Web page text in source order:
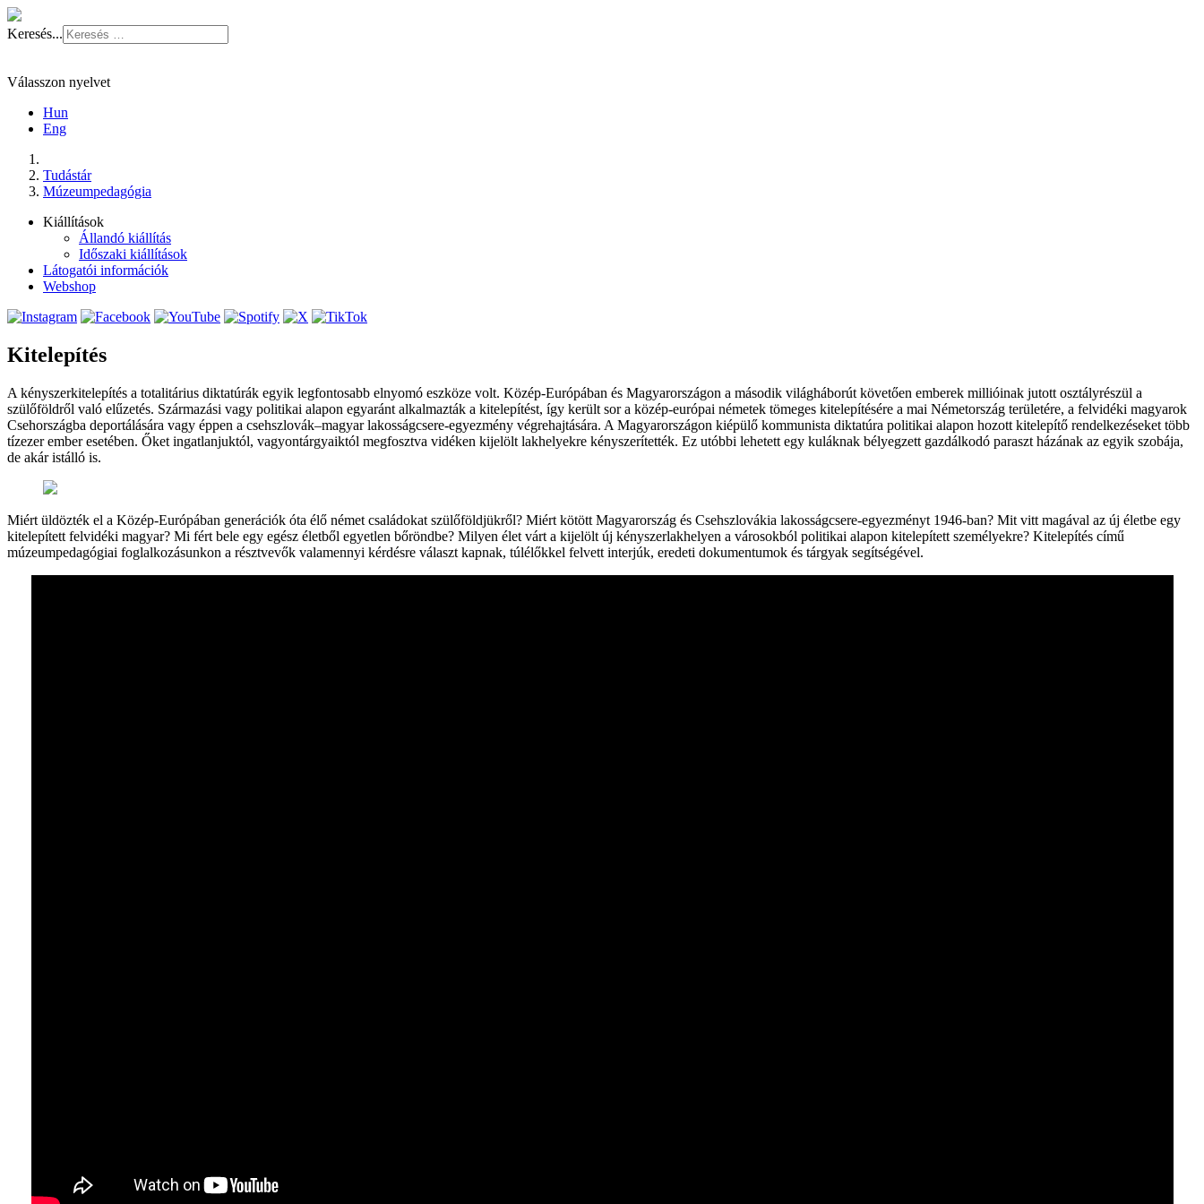
Keresés...
Válasszon nyelvet
Hun
Eng
Tudástár
Múzeumpedagógia
Kiállítások
Állandó kiállítás
Időszaki kiállítások
Látogatói információk
Webshop
Kitelepítés
A kényszerkitelepítés a totalitárius diktatúrák egyik legfontosabb elnyomó eszköze volt. Közép-Európában és Magyarországon a második világháborút követően emberek millióinak jutott osztályrészül a
szülőföldről való elűzetés. Származási vagy politikai alapon egyaránt alkalmazták a kitelepítést, így került sor a közép-európai németek tömeges kitelepítésére a mai Németország területére, a felvidéki magyarok
Csehországba deportálására vagy éppen a csehszlovák–magyar lakosságcsere-egyezmény végrehajtására. A Magyarországon kiépülő kommunista diktatúra politikai alapon hozott kitelepítő rendelkezéseket több
tízezer ember esetében. Őket ingatlanjuktól, vagyontárgyaiktól megfosztva vidéken kijelölt lakhelyekre kényszerítették. Ez utóbbi lehetett egy kuláknak bélyegzett gazdálkodó paraszt házának az egyik szobája,
de akár istálló is.
Miért üldözték el a Közép-Európában generációk óta élő német családokat szülőföldjükről? Miért kötött Magyarország és Csehszlovákia lakosságcsere-egyezményt 1946-ban? Mit vitt magával az új életbe egy
kitelepített felvidéki magyar? Mi fért bele egy egész életből egyetlen bőröndbe? Milyen élet várt a kijelölt új kényszerlakhelyen a városokból politikai alapon kitelepített személyekre? Kitelepítés című
múzeumpedagógiai foglalkozásunkon a résztvevők valamennyi kérdésre választ kapnak, túlélőkkel felvett interjúk, eredeti dokumentumok és tárgyak segítségével.